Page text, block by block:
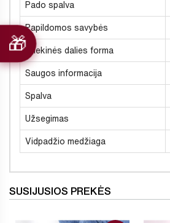
Pado spalva
Papildomos savybės
Priekinės dalies forma
Saugos informacija
Spalva
Užsegimas
Vidpadžio medžiaga
SUSIJUSIOS PREKĖS